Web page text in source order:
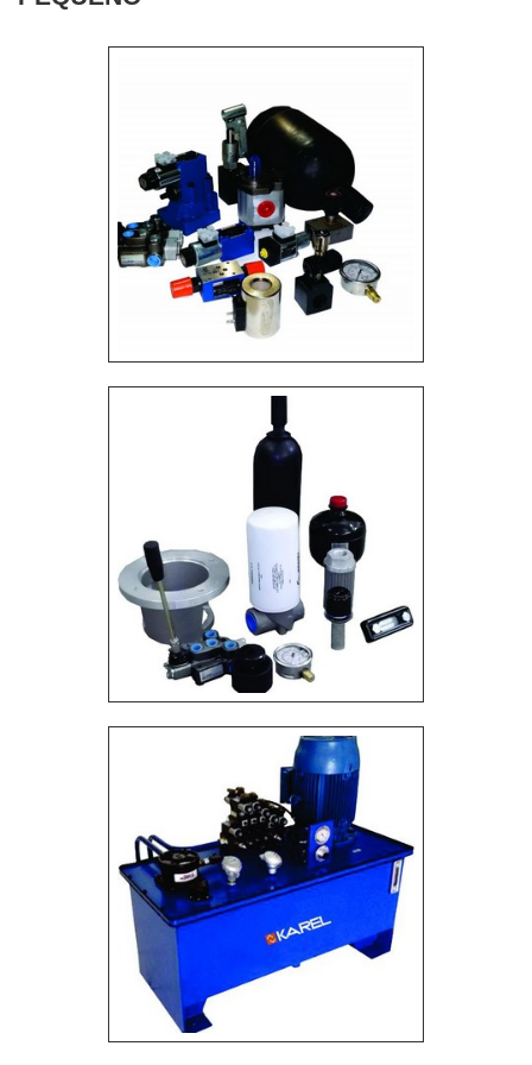
oferece itens variados como misturadores e
prensas pneumáticas com ótima qualidade e
precisão.Se diferenciando dentro de seu segmento,
a empresa consegue também proporcionar um
atendimento cuidadoso e que busca a satisfação do
cliente. A FL Mossmann é uma empresa que tem se
destacado no segmento pela idoneidade em tudo
que faz, fechando todo o ciclo de entrega com
registros de ensaio, ART emitida por engenheiro
saturação e nível de contaminação. Garantimos
desempenho confiável, construção robusta, fácil
mobilidade e manutenção simplificada,
assegurando a integridade do fluido e a vida útil dos
componentes do sistema hidráulico.